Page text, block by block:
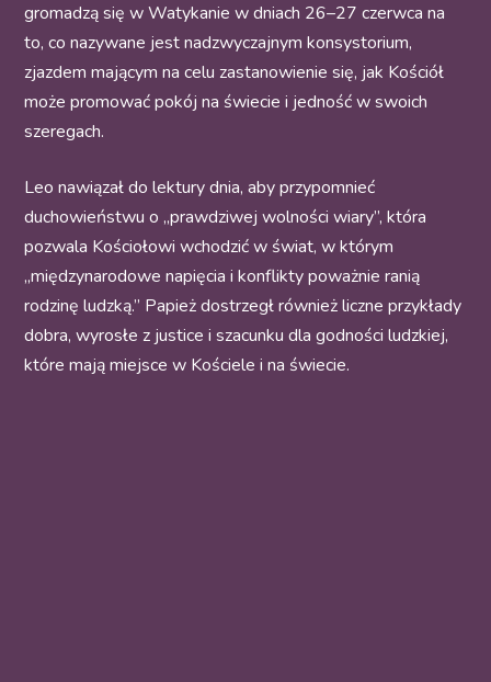
gromadzą się w Watykanie w dniach 26–27 czerwca na
to, co nazywane jest nadzwyczajnym konsystorium,
zjazdem mającym na celu zastanowienie się, jak Kościół
może promować pokój na świecie i jedność w swoich
szeregach.
Leo nawiązał do lektury dnia, aby przypomnieć
duchowieństwu o „prawdziwej wolności wiary”, która
pozwala Kościołowi wchodzić w świat, w którym
„międzynarodowe napięcia i konflikty poważnie ranią
rodzinę ludzką.” Papież dostrzegł również liczne przykłady
dobra, wyrosłe z justice i szacunku dla godności ludzkiej,
które mają miejsce w Kościele i na świecie.